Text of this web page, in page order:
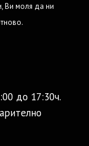
Ви моля да ни
до 17:30ч.